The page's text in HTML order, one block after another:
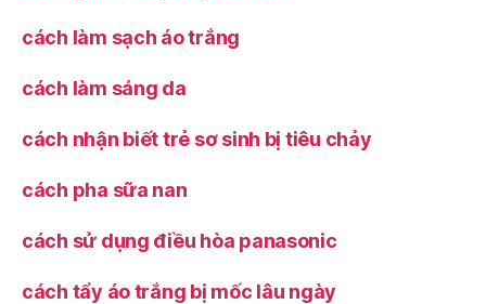
cách làm sạch áo trắng
cách làm sáng da
cách nhận biết trẻ sơ sinh bị tiêu chảy
cách pha sữa nan
cách sử dụng điều hòa panasonic
cách tẩy áo trắng bị mốc lâu ngày